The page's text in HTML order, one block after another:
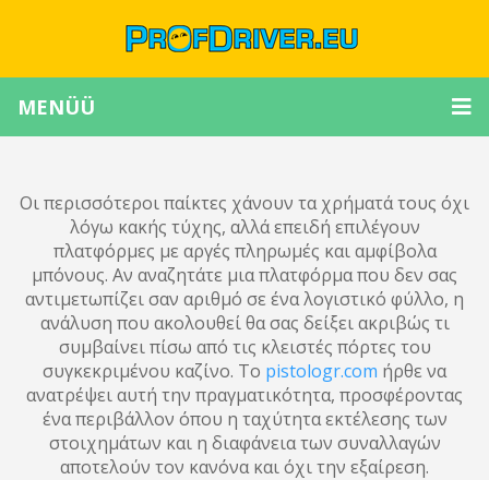
MENÜÜ
Οι περισσότεροι παίκτες χάνουν τα χρήματά τους όχι
λόγω κακής τύχης, αλλά επειδή επιλέγουν
πλατφόρμες με αργές πληρωμές και αμφίβολα
μπόνους. Αν αναζητάτε μια πλατφόρμα που δεν σας
αντιμετωπίζει σαν αριθμό σε ένα λογιστικό φύλλο, η
ανάλυση που ακολουθεί θα σας δείξει ακριβώς τι
συμβαίνει πίσω από τις κλειστές πόρτες του
συγκεκριμένου καζίνο. Το pistologr.com ήρθε να
ανατρέψει αυτή την πραγματικότητα, προσφέροντας
ένα περιβάλλον όπου η ταχύτητα εκτέλεσης των
στοιχημάτων και η διαφάνεια των συναλλαγών
αποτελούν τον κανόνα και όχι την εξαίρεση.